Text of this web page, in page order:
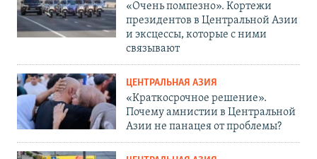
«Очень помпезно». Кортежи
президентов в Центральной Азии
и эксцессы, которые с ними
связывают
ЦЕНТРАЛЬНАЯ АЗИЯ
«Краткосрочное решение».
Почему амнистии в Центральной
Азии не панацея от проблемы?